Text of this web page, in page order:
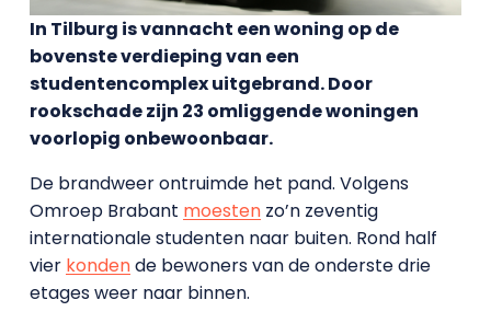
In Tilburg is vannacht een woning op de
bovenste verdieping van een
studentencomplex uitgebrand. Door
rookschade zijn 23 omliggende woningen
voorlopig onbewoonbaar.
De brandweer ontruimde het pand. Volgens
Omroep Brabant moestenzo’n zeventig
internationale studenten naar buiten. Rond half
vier kondende bewoners van de onderste drie
etages weer naar binnen.